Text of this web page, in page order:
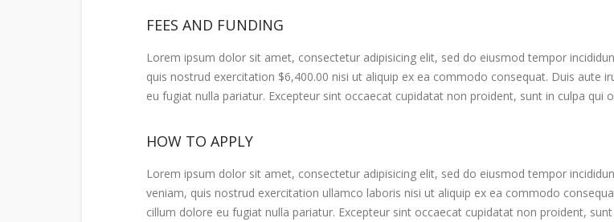
FEES AND FUNDING
Lorem ipsum dolor sit amet, consectetur adipisicing elit, sed do eiusmod tempor
quis nostrud exercitation $6,400.00 nisi ut aliquip ex ea commodo consequat. Duis aute
eu fugiat nulla pariatur. Excepteur sint occaecat cupidatat non proident, sunt in culpa qui
HOW TO APPLY
Lorem ipsum dolor sit amet, consectetur adipisicing elit, sed do eiusmod tempor
veniam, quis nostrud exercitation ullamco laboris nisi ut aliquip ex ea commodo
cillum dolore eu fugiat nulla pariatur. Excepteur sint occaecat cupidatat non proident,